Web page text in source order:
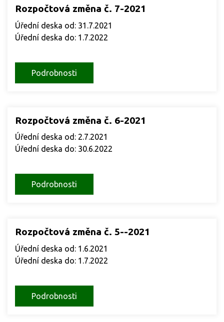
Rozpočtová změna č. 7-2021
Úřední deska od: 31.7.2021
Úřední deska do: 1.7.2022
Podrobnosti
Rozpočtová změna č. 6-2021
Úřední deska od: 2.7.2021
Úřední deska do: 30.6.2022
Podrobnosti
Rozpočtová změna č. 5--2021
Úřední deska od: 1.6.2021
Úřední deska do: 1.7.2022
Podrobnosti